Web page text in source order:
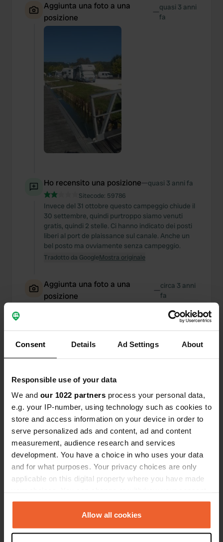
Consent Details Ad Settings About
Responsible use of your data
We and our 1022 partners process your personal data,
e.g. your IP-number, using technology such as cookies to
store and access information on your device in order to
serve personalized ads and content, ad and content
measurement, audience research and services
development. You have a choice in who uses your data
and for what purposes. Your privacy choices are only
applicable on this digital property where you have made
any time from the Cookie Declaration or by clicking on
the Privacy trigger icon.Allow all cookies
Aggiunta una foto a una
posizione
—quasi 3 anni
fa
Ho recensito una posizione—quasi 3 anni fa
Sitecode: 59786
Invece del 31 ottobre questo campeggio chiude il
30 settembre, quindi purtroppo siamo venuti
gratis, quindi 2 stelle. Ci hanno indicato dei posti
liberi al port de plaissance sul canale. Anche un
bel posto ma ovviamente senza campeggio.
Tradotto da GoogleMostra originale
Aggiunta una foto a una
posizione
—circa 3 anni
fa
posizione
— circa 3 anni
fa